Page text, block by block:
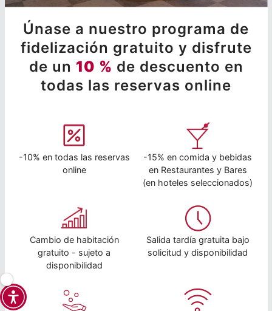
Únase a nuestro programa de
fidelización gratuito y disfrute
de un 10 % de descuento en
todas las reservas online
-10% en todas las reservas
online
-15% en comida y bebidas
en Restaurantes y Bares
(en hoteles seleccionados)
Cambio de habitación
gratuito - sujeto a
disponibilidad
Salida tardía gratuita bajo
solicitud y disponibilidad